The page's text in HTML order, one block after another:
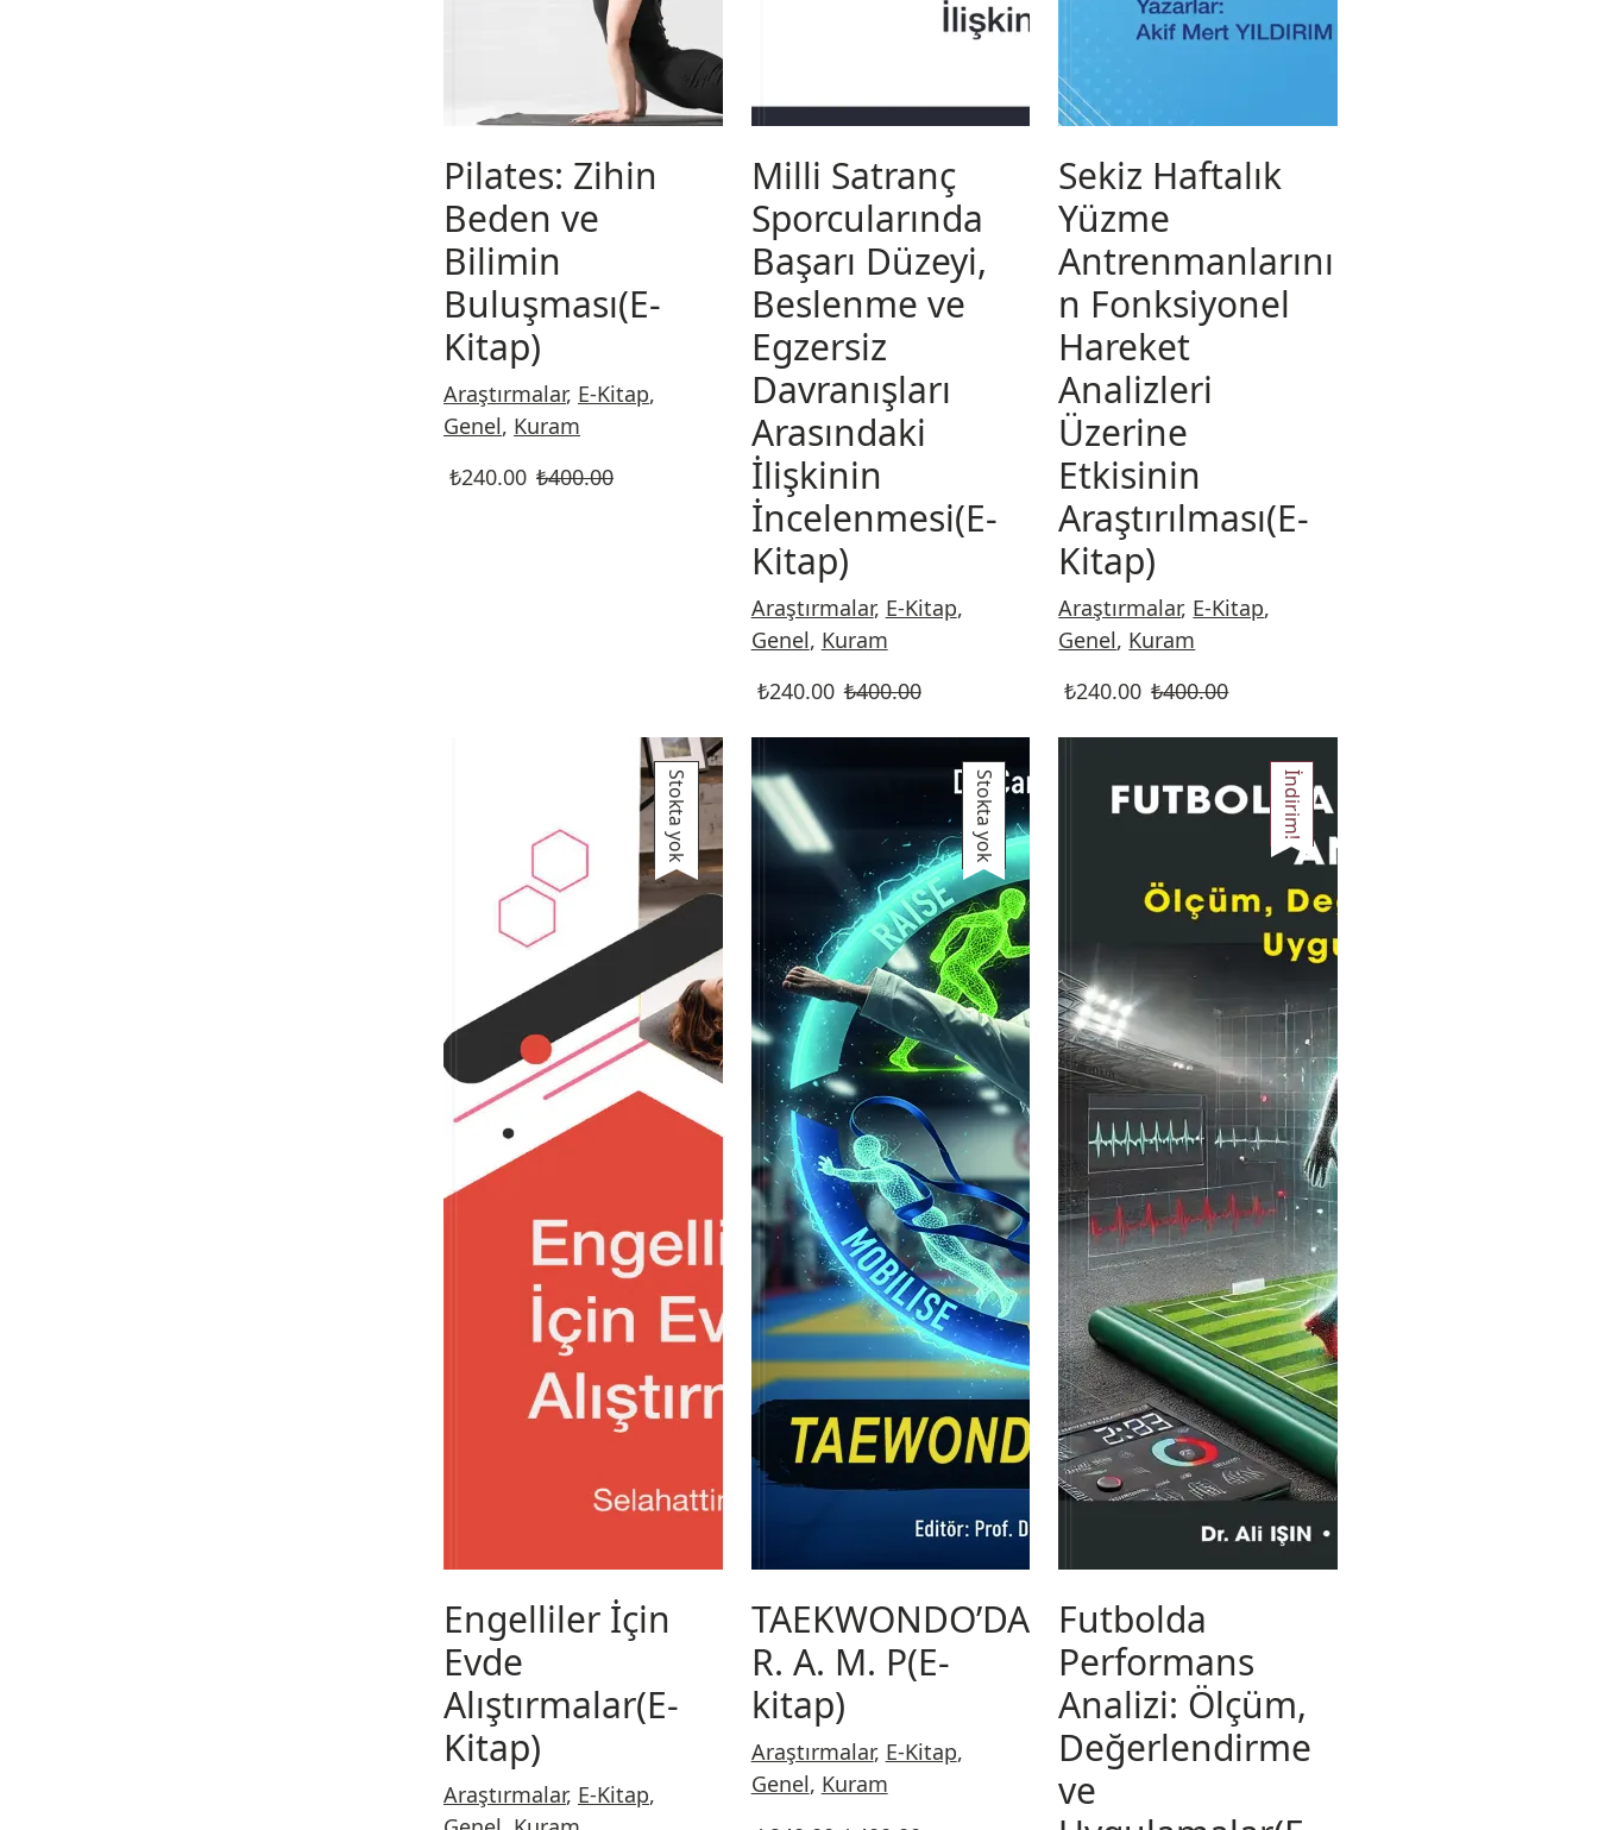
Pilates: Zihin
Beden ve
Bilimin
Buluşması(E-
Kitap)
Araştırmalar, E-Kitap,
Genel, Kuram
₺400.00
₺240.00
Milli Satranç
Sporcularında
Başarı Düzeyi,
Beslenme ve
Egzersiz
Davranışları
Arasındaki
İlişkinin
İncelenmesi(E-
Kitap)
Araştırmalar, E-Kitap,
Genel, Kuram
₺400.00
₺240.00
Sekiz Haftalık
Yüzme
Antrenmanlarını
n Fonksiyonel
Hareket
Analizleri
Üzerine
Etkisinin
Araştırılması(E-
Kitap)
Araştırmalar, E-Kitap,
Genel, Kuram
₺400.00
₺240.00
Stokta yok
Engelliler İçin
Evde
Alıştırmalar(E-
Kitap)
Araştırmalar, E-Kitap,
Stokta yok
TAEKWONDO’DA
R. A. M. P(E-
kitap)
Araştırmalar, E-Kitap,
Genel, Kuram
İndirim!
Futbolda
Performans
Analizi: Ölçüm,
Değerlendirme
ve